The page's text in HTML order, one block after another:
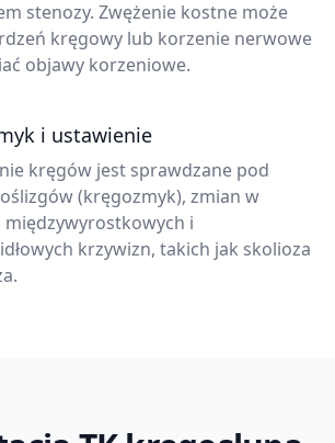
stenozy. Zwężenie kostne może
kręgowy lub korzenie nerwowe
objawy korzeniowe.
i ustawienie
kręgów jest sprawdzane pod
(kręgozmyk), zmian w
międzywyrostkowych i
krzywizn, takich jak skolioza